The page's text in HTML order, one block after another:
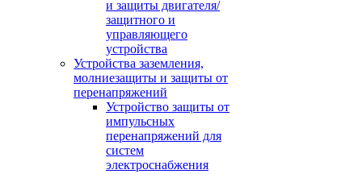
и защиты двигателя/
защитного и
управляющего
устройства
Устройства заземления,
молниезащиты и защиты от
перенапряжений
Устройство защиты от
импульсных
перенапряжений для
систем
электроснабжения